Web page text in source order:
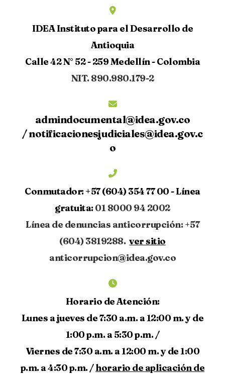
IDEA Instituto para el Desarrollo de
Antioquia
Calle 42 N° 52 - 259 Medellín - Colombia
NIT. 890.980.179-2
admindocumental@idea.gov.co
/notificacionesjudiciales@idea.gov.c
o
Conmutador: +57 (604) 354 77 00 -Línea
gratuita: 01 8000 94 2002
Línea de denuncias anticorrupción: +57
(604) 3819288.ver sitio
anticorrupcion@idea.gov.co
Horario de Atención:
Lunes a jueves de 7:30 a.m. a 12:00 m. y de
1:00 p.m. a 5:30 p.m. /
Viernes de 7:30 a.m. a 12:00 m. y de 1:00
p.m. a 4:30 p.m. /horario de aplicación de